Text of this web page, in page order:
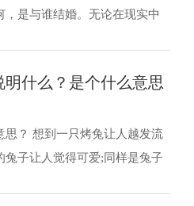
是与谁结婚。无论在现实中
婚姻的渴求，或代表渴望...
什么？是个什么意思
思？ 想到一只烤兔让人越发流
兔子让人觉得可爱;同样是兔子